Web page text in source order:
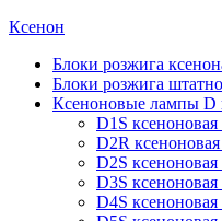
Ксенон
Блоки розжига
Блоки розжига
Ксеноновые лампы D
D1S ксеноновая
D2R
D2S ксеноновая
D3S ксеноновая
D4S ксеноновая